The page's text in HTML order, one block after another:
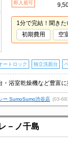
即入居可
1分で完結！聞きた
初期費用
空
ートロック 独立洗面台
ー SumoSumo渋谷店 (03-
－ノ千島